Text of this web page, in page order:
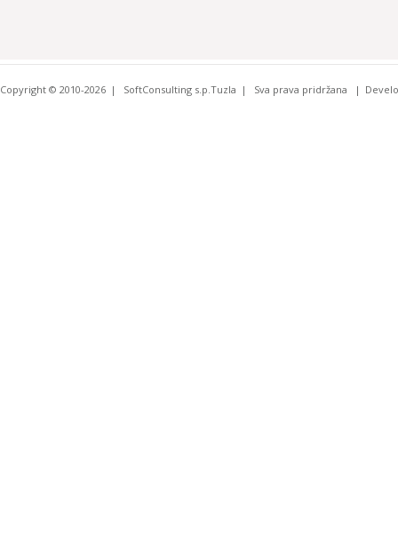
Copyright © 2010-2026 SoftConsulting s.p.Tuzla Sva prava pridržana